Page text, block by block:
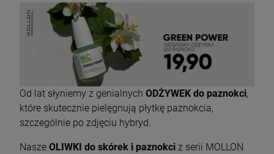
Od lat słyniemy z genialnych ODŻYWEK do paznokci,
które skutecznie pielęgnują płytkę paznokcia,
szczególnie po zdjęciu hybryd.
Nasze OLIWKI do skórek i paznokci z serii MOLLON